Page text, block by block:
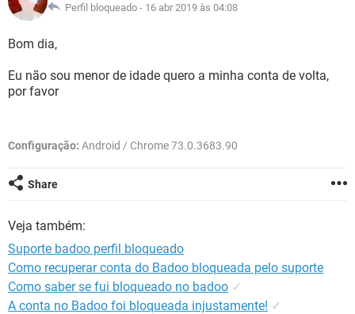
GUIA DE COMPRAS
INSTAGRAM
GUIA DE COMPRAS
CELULAR FACEBOOK
GUIA DE COMPRAS
JOGOS
CELULAR
OUTLOOK EXCEL
Perfil bloqueado - 16 abr 2019 às 04:08
Bom dia,
Eu não sou menor de idade quero a minha conta de volta,
por favor
Configuração: Android / Chrome 73.0.3683.90
Share
Veja também:
Suporte badoo perfil bloqueado
Como recuperar conta do Badoo bloqueada pelo suporte
Como saber se fui bloqueado no badoo ✓
A conta no Badoo foi bloqueada injustamente! ✓